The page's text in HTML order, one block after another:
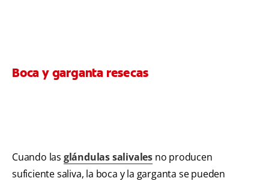
Boca y garganta resecas
Cuando las glándulas salivales no producen
suficiente saliva, la boca y la garganta se pueden